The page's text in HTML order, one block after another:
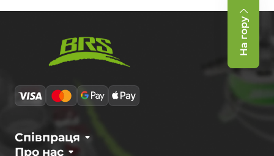
На гору
Про нас
Співпраця